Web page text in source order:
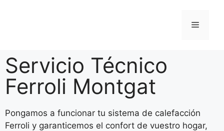
Servicio Técnico
Ferroli Montgat
Pongamos a funcionar tu sistema de calefacción
Ferroli y garanticemos el confort de vuestro hogar,